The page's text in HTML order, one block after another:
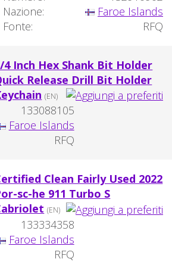
Nazione:
Faroe Islands
Fonte:
RFQ
4 Inch Hex Shank Bit Holder
Release Drill Bit Holder
(EN)
133088105
Faroe Islands
RFQ
Clean Fairly Used 2022
sc-he 911 Turbo S
(EN)
133334358
Faroe Islands
RFQ